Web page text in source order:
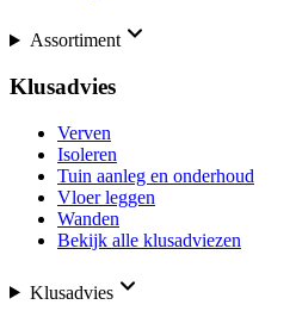
Assortiment
Klusadvies
Verven
Isoleren
Tuin aanleg en onderhoud
Vloer leggen
Wanden
Bekijk alle klusadviezen
Klusadvies